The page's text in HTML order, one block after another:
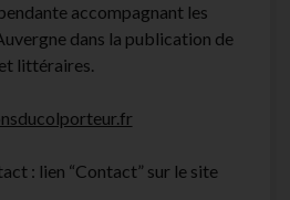
accompagnant les
dans la publication de
littéraires.
: lien “Contact” sur le site